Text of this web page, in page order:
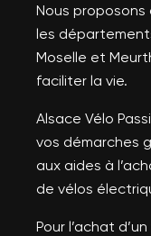
Nous proposons
les
Moselle et
faciliter la vie.
Alsace Vélo
vos démarches
aux aides à
de vélos
Pour l’achat